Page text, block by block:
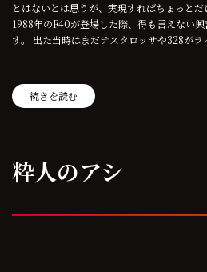
とはないとは思うが、実現すればちょっと
1988年のF40が登場した際、得も言えない
す。 出た当時はまだテスタロッサや328が
続きを読む
粋人のアシ